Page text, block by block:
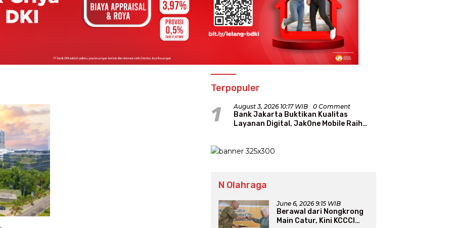
Terpopuler
1 August 3, 2026 10:17 WIB 0 Comment
Bank Jakarta Buktikan Kualitas
Layanan Digital, JakOne Mobile Raih
N Olahraga
June 6, 2026 9:15 WIB
Berawal dari Nongkrong
Main Catur, Kini KCCCI